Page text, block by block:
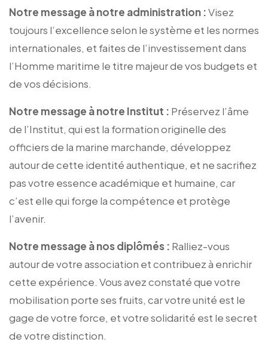
Notre message à notre administration :Visez
toujours l’excellence selon le système et les normes
internationales, et faites de l’investissement dans
l’Homme maritime le titre majeur de vos budgets et
de vos décisions.
Notre message à notre Institut : Préservez l’âme
de l’Institut, qui est la formation originelle des
officiers de la marine marchande, développez
autour de cette identité authentique, et ne sacrifiez
pas votre essence académique et humaine, car
c’est elle qui forge la compétence et protège
l’avenir.
Notre message à nos diplômés : Ralliez-vous
autour de votre association et contribuez à enrichir
cette expérience. Vous avez constaté que votre
mobilisation porte ses fruits, car votre unité est le
gage de votre force, et votre solidarité est le secret
de votre distinction.